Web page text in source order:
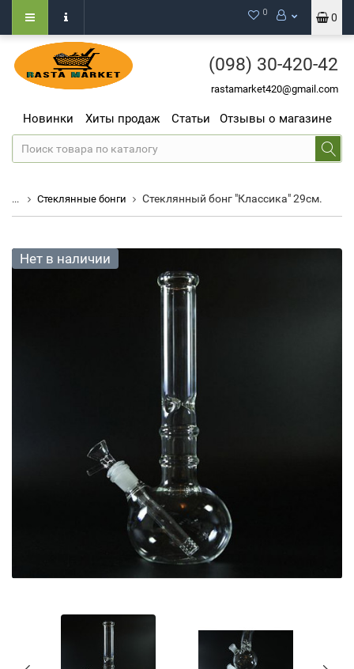
0
0
(098) 30-420-42
rastamarket420@gmail.com
Новинки Хиты продаж Статьи Отзывы о магазине
... Стеклянные бонги Стеклянный бонг "Классика" 29см.
Нет в наличии